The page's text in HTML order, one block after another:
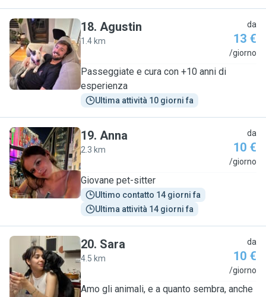
A
18. Agustin
1.4 km
da
13 €
/giorno
Passeggiate e cura con +10 anni di
esperienza
Ultima attività 10 giorni fa
A
19. Anna
2.3 km
da
10 €
/giorno
Giovane pet-sitter
Ultimo contatto 14 giorni fa
Ultima attività 14 giorni fa
S
20. Sara
4.5 km
da
10 €
/giorno
Amo gli animali, e a quanto sembra, anche